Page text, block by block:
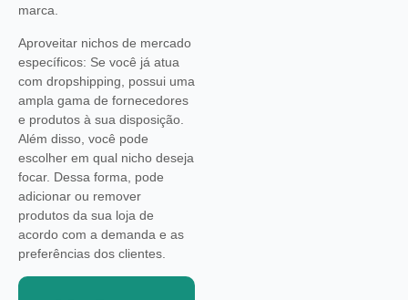
marca.
Aproveitar nichos de mercado
específicos: Se você já atua
com dropshipping, possui uma
ampla gama de fornecedores
e produtos à sua disposição.
Além disso, você pode
escolher em qual nicho deseja
focar. Dessa forma, pode
adicionar ou remover
produtos da sua loja de
acordo com a demanda e as
preferências dos clientes.